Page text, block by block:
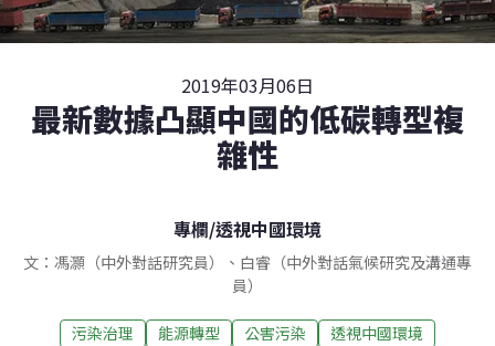
2019年03月06日
最新數據凸顯中國的低碳轉型複
雜性
專欄/透視中國環境
文：馮灝（中外對話研究員）、白睿（中外對話氣候研究及溝通專
員）
污染治理 能源轉型 公害污染 透視中國環境